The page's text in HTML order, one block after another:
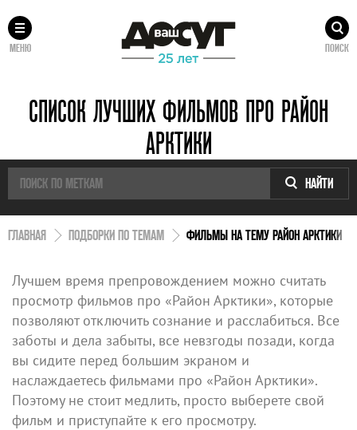
МЕНЮ ПОИСК
СПИСОК ЛУЧШИХ ФИЛЬМОВ ПРО РАЙОН
АРКТИКИ
НАЙТИ
ГЛАВНАЯ ПОДБОРКИ ПО ТЕМАМ ФИЛЬМЫ НА ТЕМУ РАЙОН АРКТИКИ
Лучшем время препровождением можно считать
просмотр фильмов про «Район Арктики», которые
позволяют отключить сознание и расслабиться. Все
заботы и дела забыты, все невзгоды позади, когда
вы сидите перед большим экраном и
наслаждаетесь фильмами про «Район Арктики».
Поэтому не стоит медлить, просто выберете свой
фильм и приступайте к его просмотру.